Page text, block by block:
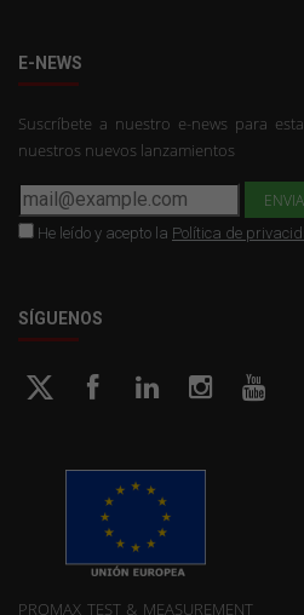
E-NEWS
Suscríbete a nuestro e-news para
nuestros nuevos lanzamientos
He leído y acepto la Política de
SÍGUENOS
PROMAX TEST & MEASUREMENT